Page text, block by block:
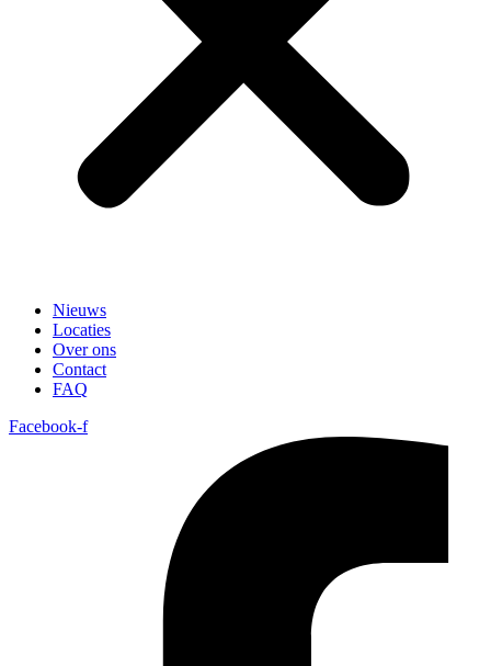
Nieuws
Locaties
Over ons
Contact
FAQ
Facebook-f